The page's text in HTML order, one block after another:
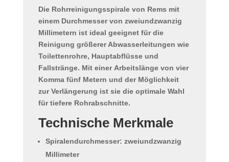
Die Rohrreinigungsspirale von Rems mit
einem Durchmesser von zweiundzwanzig
Millimetern ist ideal geeignet für die
Reinigung größerer Abwasserleitungen wie
Toilettenrohre, Hauptabflüsse und
Fallstränge. Mit einerArbeitslänge von vier
Komma fünf Metern und der Möglichkeit
zur Verlängerung ist sie die optimale Wahl
für tiefere Rohrabschnitte.
Technische Merkmale
Spiralendurchmesser: zweiundzwanzig
Millimeter